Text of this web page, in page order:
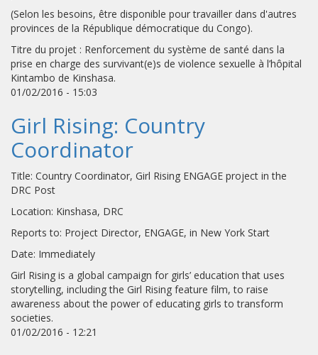
(Selon les besoins, être disponible pour travailler dans d'autres
provinces de la République démocratique du Congo).
Titre du projet : Renforcement du système de santé dans la
prise en charge des survivant(e)s de violence sexuelle à l’hôpital
Kintambo de Kinshasa.
01/02/2016 - 15:03
Girl Rising: Country
Coordinator
Title: Country Coordinator, Girl Rising ENGAGE project in the
DRC Post
Location: Kinshasa, DRC
Reports to: Project Director, ENGAGE, in New York Start
Date: Immediately
Girl Rising is a global campaign for girls’ education that uses
storytelling, including the Girl Rising feature film, to raise
awareness about the power of educating girls to transform
societies.
01/02/2016 - 12:21